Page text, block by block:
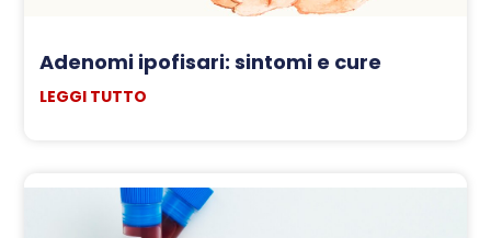
Adenomi ipofisari: sintomi e cure
LEGGI TUTTO